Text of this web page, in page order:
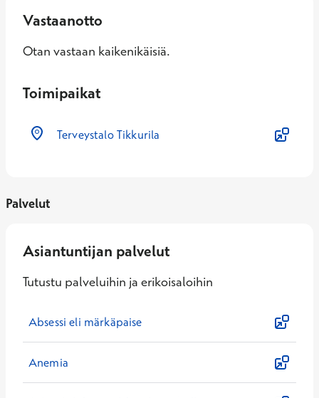
Vastaanotto
Otan vastaan kaikenikäisiä.
Toimipaikat
Terveystalo Tikkurila
Palvelut
Asiantuntijan palvelut
Tutustu palveluihin ja erikoisaloihin
Absessi eli märkäpaise
Anemia